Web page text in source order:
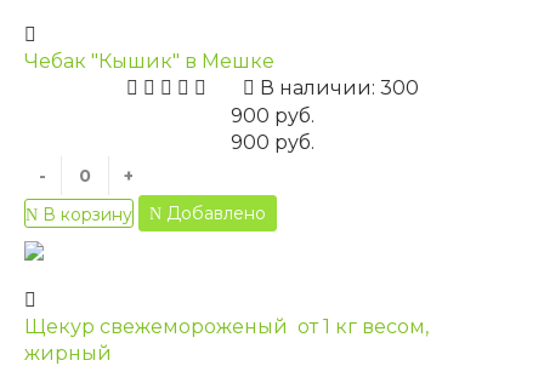
Чебак "Кышик" в Мешке
В наличии: 300
900 руб.
900 руб.
-
+
В корзину
Добавлено
Щекур свежемороженый от 1 кг весом,
жирный